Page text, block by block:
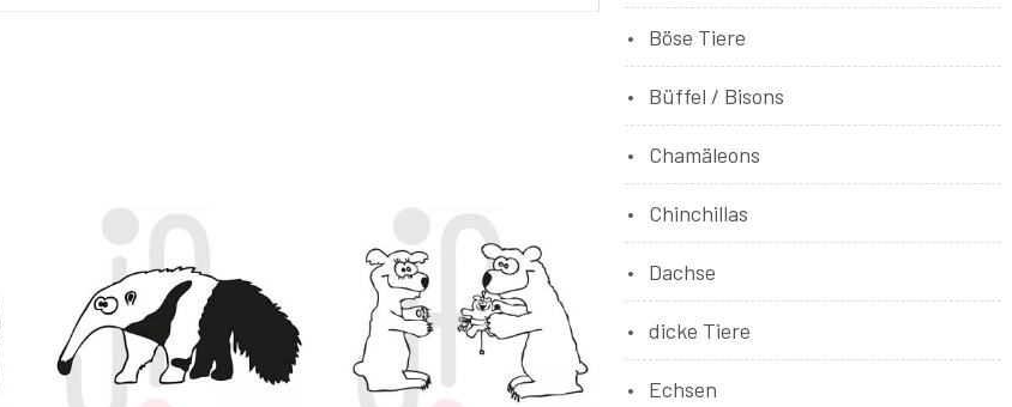
Böse Tiere
Büffel / Bisons
Chamäleons
Chinchillas
Dachse
dicke Tiere
Echsen